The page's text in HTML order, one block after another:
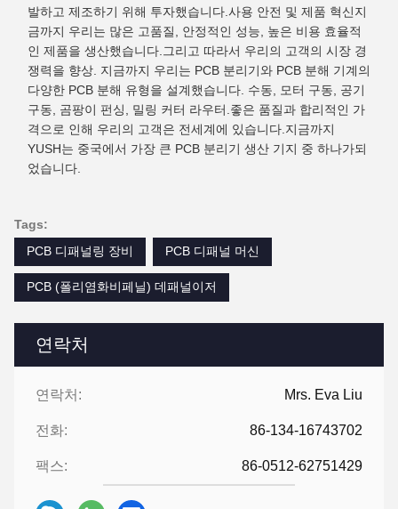
연락처
연락처: Mrs. Eva Liu
전화: 86-134-16743702
팩스: 86-0512-62751429
발하고 제조하기 위해 투자했습니다.사용 안전 및 제품 혁신지
금까지 우리는 많은 고품질, 안정적인 성능, 높은 비용 효율적
인 제품을 생산했습니다.그리고 따라서 우리의 고객의 시장 경
쟁력을 향상. 지금까지 우리는 PCB 분리기와 PCB 분해 기계의
다양한 PCB 분해 유형을 설계했습니다. 수동, 모터 구동, 공기
구동, 곰팡이 펀싱, 밀링 커터 라우터.좋은 품질과 합리적인 가
격으로 인해 우리의 고객은 전세계에 있습니다.지금까지
YUSH는 중국에서 가장 큰 PCB 분리기 생산 기지 중 하나가되
었습니다.
Tags:
PCB 디패널링 장비
PCB 디패널 머신
PCB (폴리염화비페닐) 데패널이저